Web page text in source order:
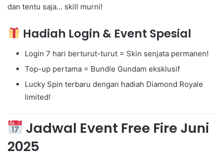
dan tentu saja… skill murni!
Hadiah Login & Event Spesial
Login 7 hari berturut-turut = Skin senjata permanen!
Top-up pertama = Bundle Gundam eksklusif
Lucky Spin terbaru dengan hadiah Diamond Royale
limited!
Jadwal Event Free Fire Juni
2025